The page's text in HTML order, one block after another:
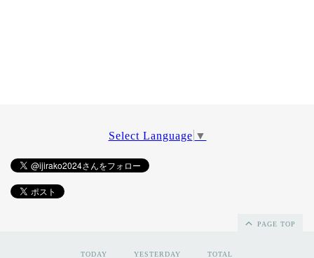
Select Language ▼
PAGE TOP
TODAY YESTERDAY TOTAL